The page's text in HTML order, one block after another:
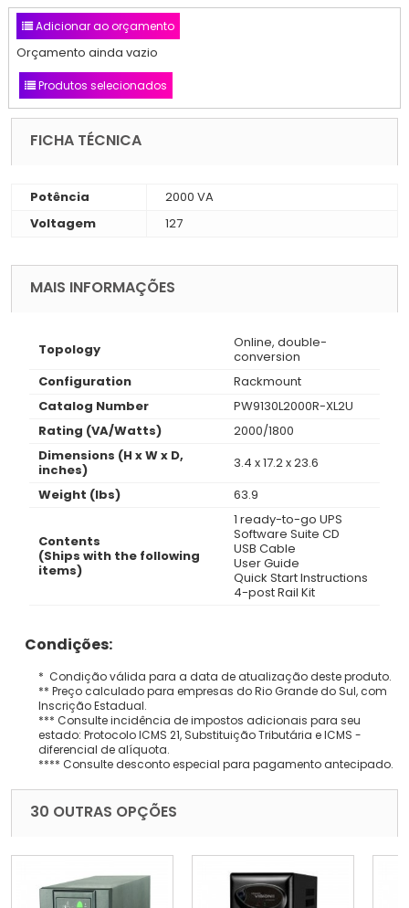
Adicionar ao orçamento
Orçamento ainda vazio
Produtos selecionados
FICHA TÉCNICA
Potência
2000 VA
Voltagem
127
MAIS INFORMAÇÕES
Topology
Online, double-
conversion
Configuration
Rackmount
Catalog Number
PW9130L2000R-XL2U
Rating (VA/Watts)
2000/1800
Dimensions (H x W x D,
inches)
3.4 x 17.2 x 23.6
Weight (lbs)
63.9
Contents
(Ships with the following
items)
1 ready-to-go UPS
Software Suite CD
USB Cable
User Guide
Quick Start Instructions
4-post Rail Kit
Condições:
* Condição válida para a data de atualização deste produto.
** Preço calculado para empresas do Rio Grande do Sul, com
Inscrição Estadual.
*** Consulte incidência de impostos adicionais para seu
estado: Protocolo ICMS 21, Substituição Tributária e ICMS -
diferencial de alíquota.
**** Consulte desconto especial para pagamento antecipado.
30 OUTRAS OPÇÕES